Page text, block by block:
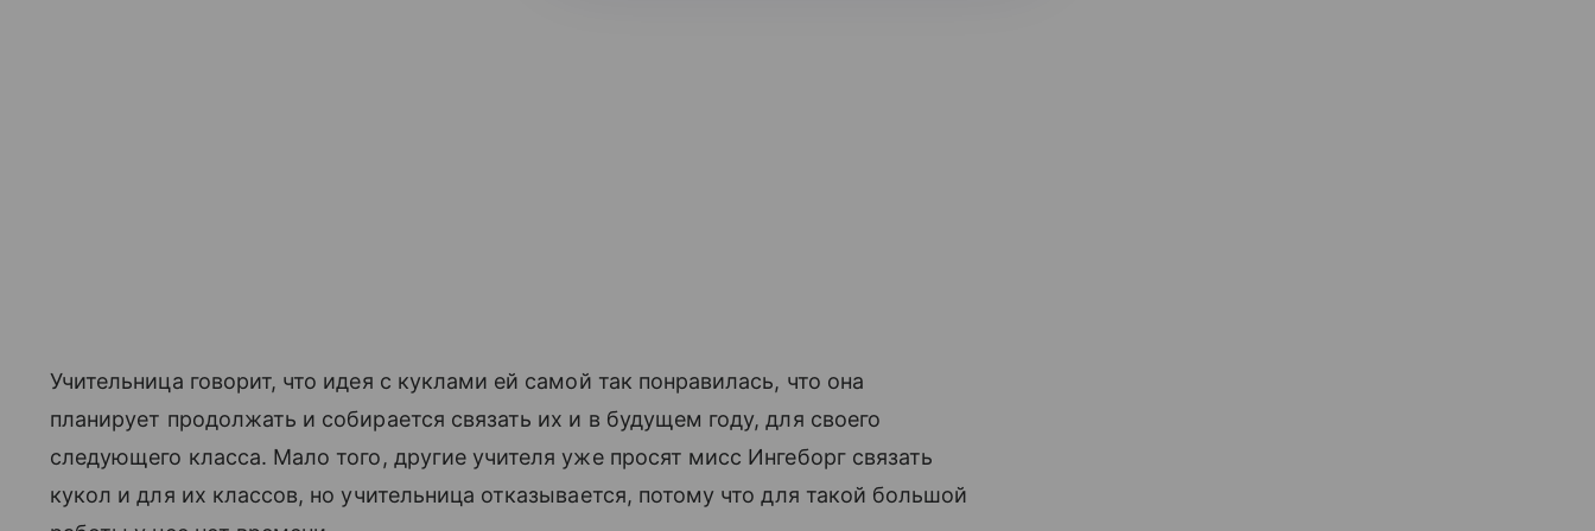
Учительница говорит, что идея с куклами ей самой так понравилась, что она
планирует продолжать и собирается связать их и в будущем году, для своего
следующего класса. Мало того, другие учителя уже просят мисс Ингеборг связать
кукол и для их классов, но учительница отказывается, потому что для такой большой